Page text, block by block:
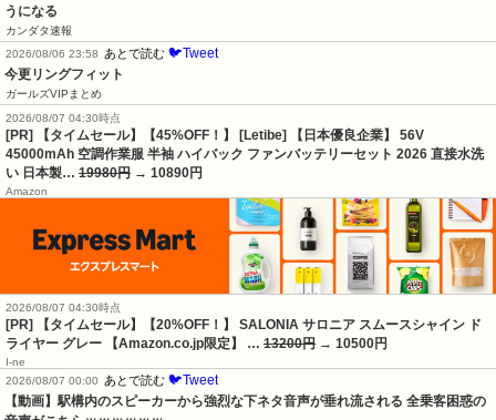
うになる
カンダタ速報
2026/08/06 23:58
あとで読む 🐦Tweet
今更リングフィット
ガールズVIPまとめ
2026/08/07 04:30時点
[PR] 【タイムセール】【45%OFF！】 [Letibe] 【日本優良企業】 56V
45000mAh 空調作業服 半袖 ハイバック ファンバッテリーセット 2026 直接水洗
い 日本製… 19980円 → 10890円
Amazon
2026/08/07 04:30時点
[PR] 【タイムセール】【20%OFF！】 SALONIA サロニア スムースシャイン ド
ライヤー グレー 【Amazon.co.jp限定】 … 13200円 → 10500円
I-ne
2026/08/07 00:00
あとで読む 🐦Tweet
【動画】駅構内のスピーカーから強烈な下ネタ音声が垂れ流される 全乗客困惑の